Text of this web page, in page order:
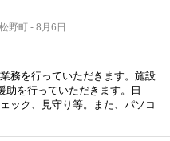
野町 - 8月6日
務を行っていただきます。施設
助を行っていただきます。日
ック、見守り等。また、パソコ